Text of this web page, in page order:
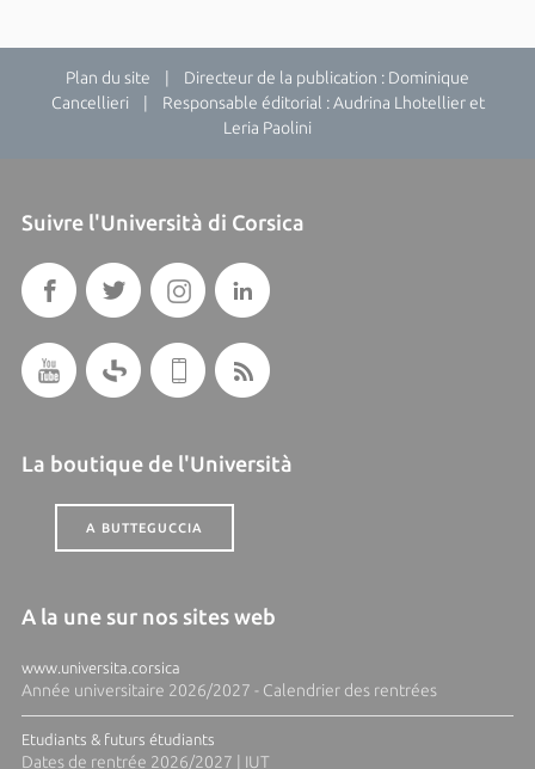
Plan du site | Directeur de la publication : Dominique
Cancellieri | Responsable éditorial : Audrina Lhotellier et
Leria Paolini
Suivre l'Università di Corsica
La boutique de l'Università
A BUTTEGUCCIA
A la une sur nos sites web
www.universita.corsica
Année universitaire 2026/2027 - Calendrier des rentrées
Etudiants & futurs étudiants
Dates de rentrée 2026/2027 | IUT